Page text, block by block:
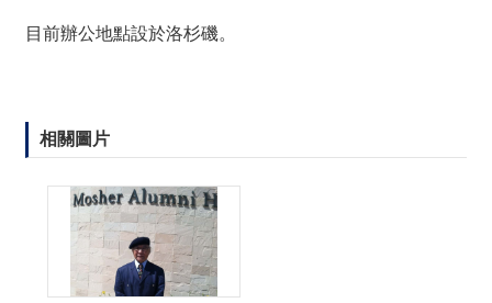
目前辦公地點設於洛杉磯。
相關圖片